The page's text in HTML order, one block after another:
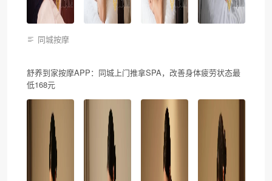
同城按摩
舒养到家按摩APP：同城上门推拿SPA，改善身体疲劳状态最
低168元